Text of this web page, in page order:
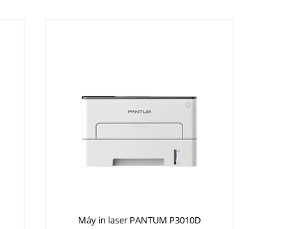
Máy in laser PANTUM P3010D